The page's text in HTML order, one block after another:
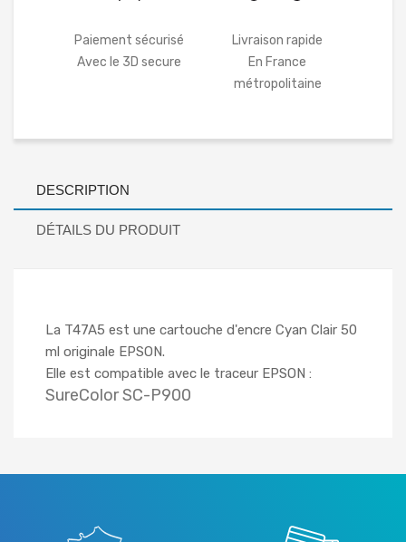
Paiement sécurisé
Avec le 3D secure
Livraison rapide
En France
métropolitaine
DESCRIPTION
DÉTAILS DU PRODUIT
La T47A5 est une cartouche d'encre Cyan Clair 50
ml originale EPSON.
Elle est compatible avec le traceur EPSON :
SureColor SC-P900